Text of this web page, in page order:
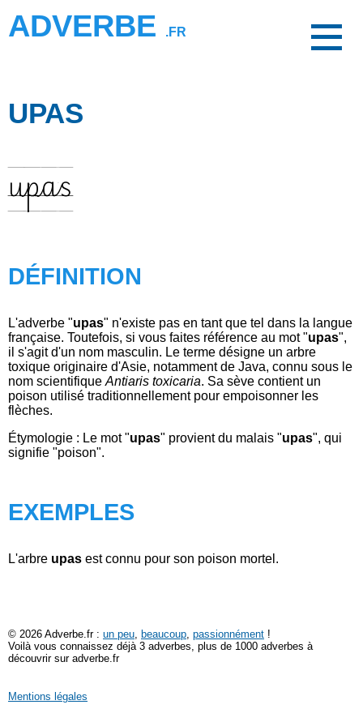
ADVERBE .FR
UPAS
upas
DÉFINITION
L'adverbe "upas" n'existe pas en tant que tel dans la langue
française. Toutefois, si vous faites référence au mot "upas",
il s'agit d'un nom masculin. Le terme désigne un arbre
toxique originaire d'Asie, notamment de Java, connu sous le
nom scientifique Antiaris toxicaria. Sa sève contient un
poison utilisé traditionnellement pour empoisonner les
flèches.
Étymologie : Le mot "upas" provient du malais "upas", qui
signifie "poison".
EXEMPLES
L'arbre upas est connu pour son poison mortel.
© 2026 Adverbe.fr : un peu, beaucoup, passionnément !
Voilà vous connaissez déjà 3 adverbes, plus de 1000 adverbes à
découvrir sur adverbe.fr
Mentions légales